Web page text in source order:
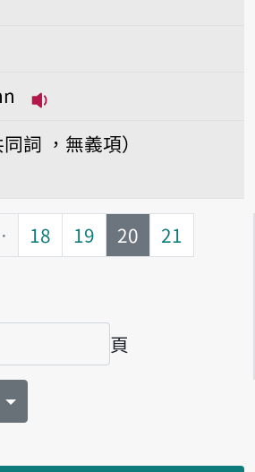
同詞 ，無義項）
18 19 第
20
21
頁